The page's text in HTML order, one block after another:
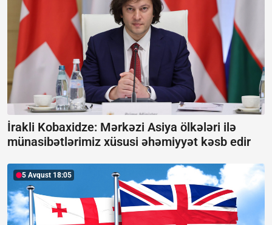
İrakli Kobaxidze: Mərkəzi Asiya ölkələri ilə
münasibətlərimiz xüsusi əhəmiyyət kəsb edir
5 Avqust 18:05